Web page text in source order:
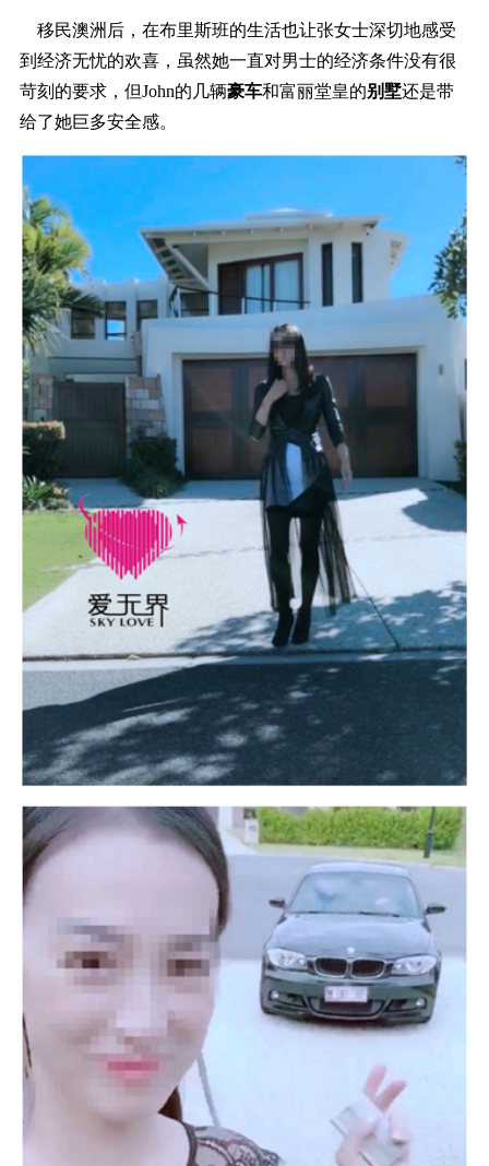
移民澳洲后，在布里斯班的生活也让张女士深切地感受
到经济无忧的欢喜，虽然她一直对男士的经济条件没有很
苛刻的要求，但John的几辆豪车和富丽堂皇的别墅还是带
给了她巨多安全感。